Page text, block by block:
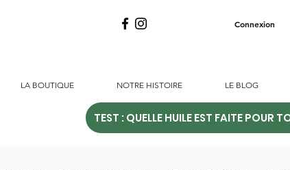
Connexion
LA BOUTIQUE NOTRE HISTOIRE LE BLOG
TEST : QUELLE HUILE EST FAITE POUR